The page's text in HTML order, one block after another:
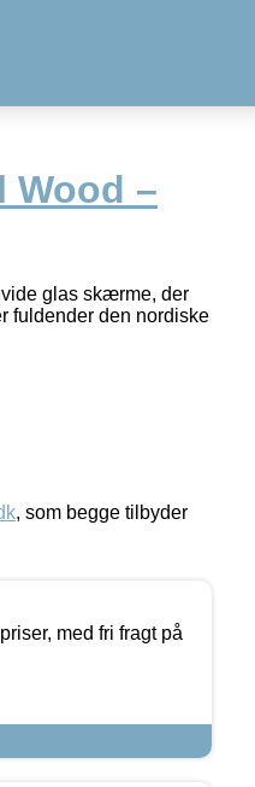
Wood –
glas skærme, der
fuldender den nordiske
, som begge tilbyder
med fri fragt på